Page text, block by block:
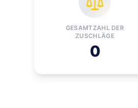
GESAMTZAHL DER
ZUSCHLÄGE
0